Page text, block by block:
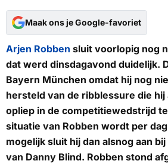
Maak ons je Google-favoriet
Arjen Robben sluit voorlopig nog
dat werd dinsdagavond duidelijk.
Bayern München omdat hij nog
hersteld van de ribblessure die
opliep in de competitiewedstrijd
situatie van Robben wordt per
mogelijk sluit hij dan alsnog aan
van Danny Blind. Robben stond